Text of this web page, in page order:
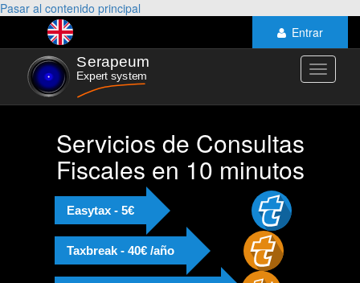
Pasar al contenido principal
Entrar
Toggle
Servicios de Consultas
Fiscales en 10 minutos
Easytax - 5€
Taxbreak - 40€ /año